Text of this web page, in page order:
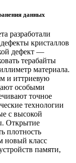
данных
разработали
кристаллов
дефект —
терабайты
материала.
и иттриевую
особыми
точное
технологии
с высокой
Открытие
плотность
новый класс
памяти,